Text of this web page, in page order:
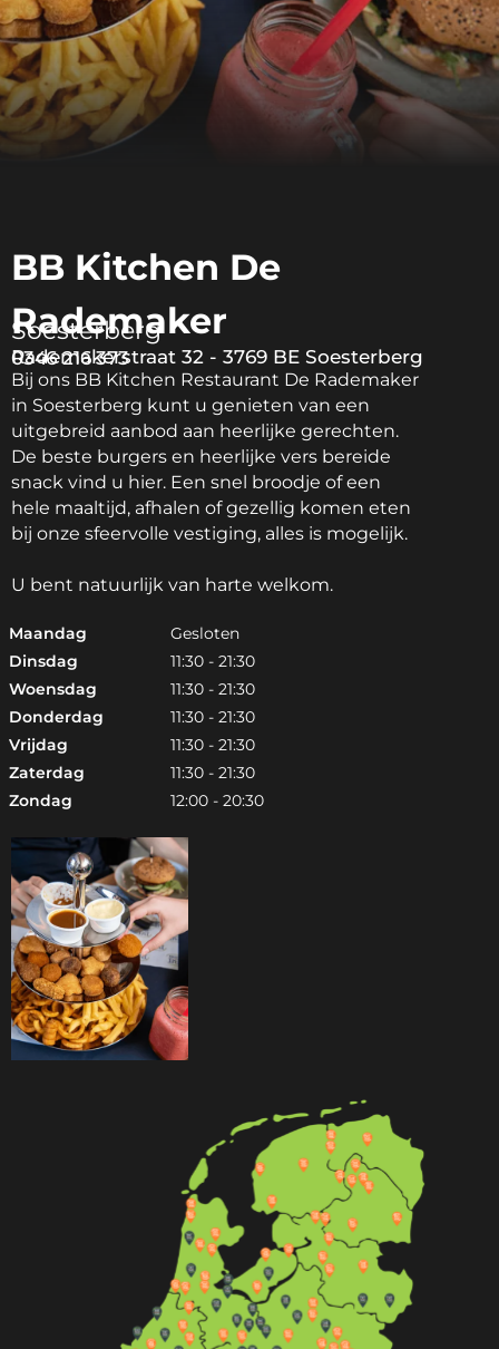
BB Kitchen De
Rademaker
Soesterberg
Rademakerstraat 32 - 3769 BE Soesterberg
0346 216 373
Bij ons BB Kitchen Restaurant De Rademaker
in Soesterberg kunt u genieten van een
uitgebreid aanbod aan heerlijke gerechten.
De beste burgers en heerlijke vers bereide
snack vind u hier. Een snel broodje of een
hele maaltijd, afhalen of gezellig komen eten
bij onze sfeervolle vestiging, alles is mogelijk.
U bent natuurlijk van harte welkom.
Maandag
Dinsdag
Woensdag
Donderdag
Vrijdag
Zaterdag
Zondag
Gesloten
11:30 - 21:30
11:30 - 21:30
11:30 - 21:30
11:30 - 21:30
11:30 - 21:30
12:00 - 20:30